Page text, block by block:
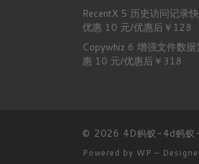
RecentX 5 历史访问记录
优惠 10 元/优惠后￥128
Copywhiz 6 增强文件数
惠 10 元/优惠后￥318
© 2026 4D蚂蚁-4d蚂
Powered by WP –